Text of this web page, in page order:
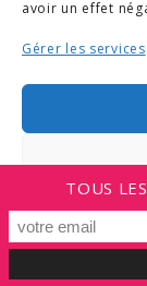
avoir un effet
Gérer les services
TOUS